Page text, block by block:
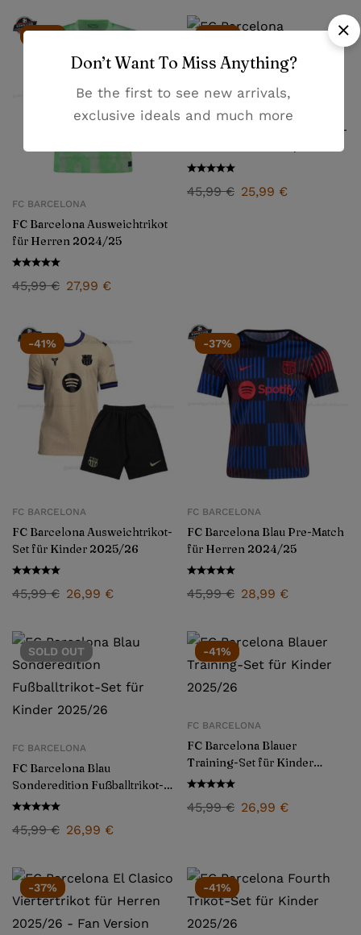
FC BARCELONA
FC Barcelona Ausweichtrikot
für Herren 2024/25
45,99€ 27,99 €
FC BARCELONA
FC Barcelona Ausweichtrikot-
45,99€ 25,99 €
-41%
FC BARCELONA
FC Barcelona Ausweichtrikot-
Set für Kinder 2025/26
45,99€ 26,99 €
-37%
FC BARCELONA
FC Barcelona Blau Pre-Match
für Herren 2024/25
45,99€ 28,99 €
SOLD OUT
FC BARCELONA
FC Barcelona Blau
Sonderedition Fußballtrikot-
Set für Kinder 2025/26
45,99€ 26,99 €
-41%
FC BARCELONA
FC Barcelona Blauer
Training-Set für Kinder
2025/26
45,99€ 26,99 €
-37% -41%
Don’t Want To Miss Anything?
Be the first to see new arrivals,
exclusive ideals and much more